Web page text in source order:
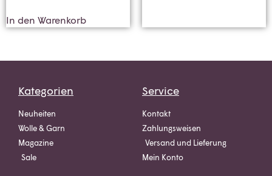
In den Warenkorb
Kategorien
Neuheiten
Wolle & Garn
Magazine
Sale
Service
Kontakt
Zahlungsweisen
Versand und Lieferung
Mein Konto